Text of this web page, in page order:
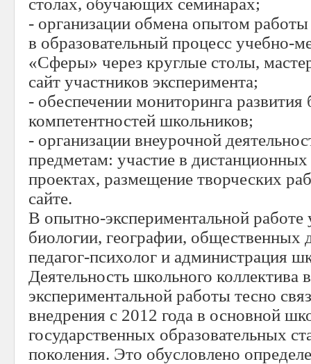
столах, обучающих семинарах;
- организации обмена опытом
в образовательный процесс учебно-
«Сферы» через круглые столы,
сайт участников эксперимента;
- обеспечении мониторинга развития
компетентностей школьников;
- организации внеурочной
предметам: участие в
проектах, размещение творческих
сайте.
В опытно-экспериментальной работе
биологии, географии, общественных
педагог-психолог и администрация
Деятельность школьного коллектива
экспериментальной работы тесно
внедрения с 2012 года в основной
государственных образовательных
поколения. Это обусловлено